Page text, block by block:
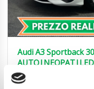
Audi A3 Sportback
25.850